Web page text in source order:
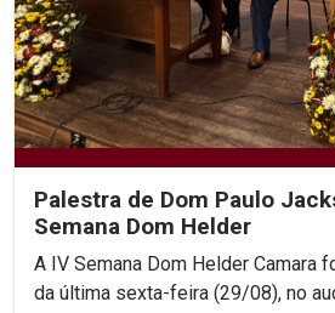
Palestra de Dom Paulo
Semana Dom Helder
A IV Semana Dom Helder Camara
da última sexta-feira (29/08), no